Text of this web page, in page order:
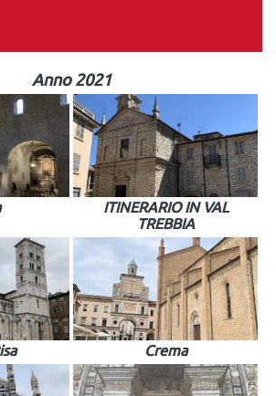
Anno 2021
ITINERARIO IN VAL
TREBBIA
Crema